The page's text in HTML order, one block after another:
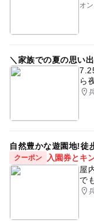
オ
＼家族での夏の思い
ら
自然豊かな遊園地!徒
クーポン
入園券とキ
屋
で